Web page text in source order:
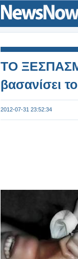
ΤΟ
βασανίσει
2012-07-31 23:52:34